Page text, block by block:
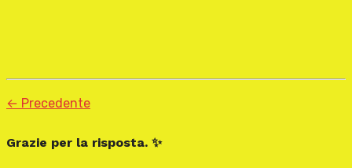
← Precedente
Grazie per la risposta. ✨